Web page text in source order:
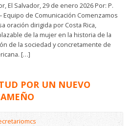
El Salvador, 29 de enero 2026 Por: P.
Equipo de Comunicación Comenzamos
oración dirigida por Costa Rica,
de la mujer en la historia de la
de la sociedad y concretamente de
[…]
POR UN NUEVO